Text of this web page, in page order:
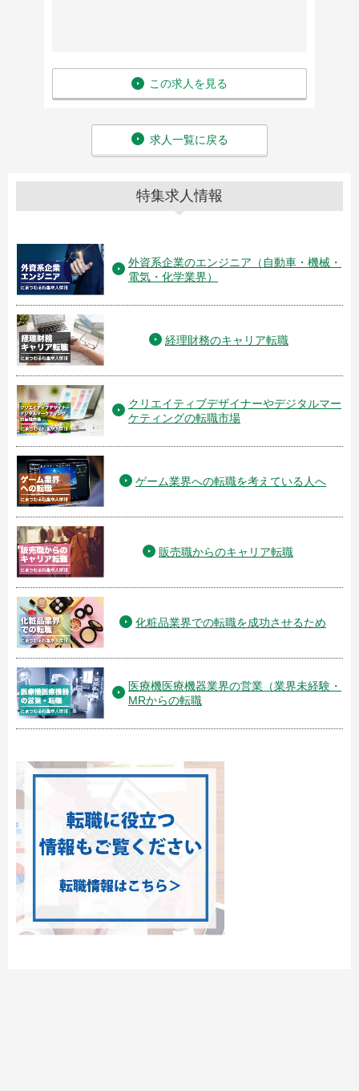
この求人を見る
求人一覧に戻る
特集求人情報
外資系企業のエンジニア（自動車・機械・
電気・化学業界）
経理財務のキャリア転職
クリエイティブデザイナーやデジタルマー
ケティングの転職市場
ゲーム業界への転職を考えている人へ
販売職からのキャリア転職
化粧品業界での転職を成功させるため
医療機医療機器業界の営業（業界未経験・
MRからの転職